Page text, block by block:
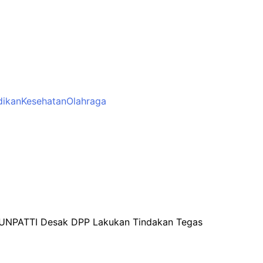
KesehatanOlahraga
Desak DPP Lakukan Tindakan Tegas